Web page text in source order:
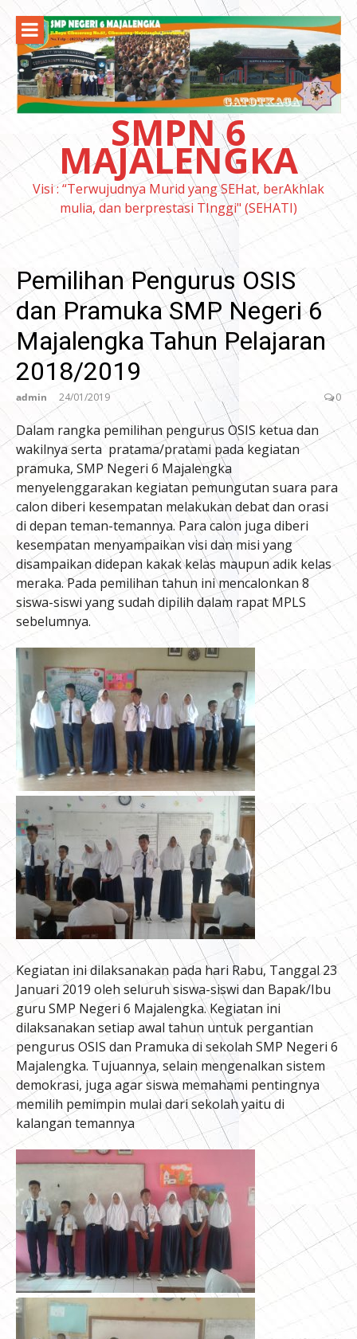
konten
SMPN 6
MAJALENGKA
Visi : “Terwujudnya Murid yang SEHat, berAkhlak
mulia, dan berprestasi TInggi" (SEHATI)
Pemilihan Pengurus OSIS
dan Pramuka SMP Negeri 6
Majalengka Tahun Pelajaran
2018/2019
admin 24/01/2019 0
Dalam rangka pemilihan pengurus OSIS ketua dan
wakilnya serta pratama/pratami pada kegiatan
pramuka, SMP Negeri 6 Majalengka
menyelenggarakan kegiatan pemungutan suara para
calon diberi kesempatan melakukan debat dan orasi
di depan teman-temannya. Para calon juga diberi
kesempatan menyampaikan visi dan misi yang
disampaikan didepan kakak kelas maupun adik kelas
meraka. Pada pemilihan tahun ini mencalonkan 8
siswa-siswi yang sudah dipilih dalam rapat MPLS
sebelumnya.
Kegiatan ini dilaksanakan pada hari Rabu, Tanggal 23
Januari 2019 oleh seluruh siswa-siswi dan Bapak/Ibu
guru SMP Negeri 6 Majalengka. Kegiatan ini
dilaksanakan setiap awal tahun untuk pergantian
pengurus OSIS dan Pramuka di sekolah SMP Negeri 6
Majalengka. Tujuannya, selain mengenalkan sistem
demokrasi, juga agar siswa memahami pentingnya
memilih pemimpin mulai dari sekolah yaitu di
kalangan temannya